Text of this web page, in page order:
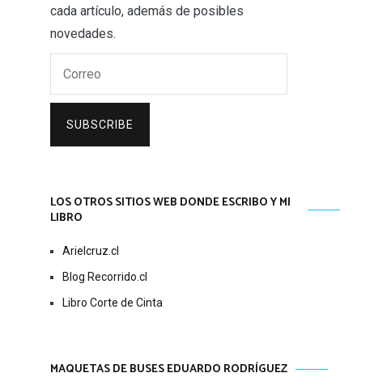
cada artículo, además de posibles
novedades.
SUBSCRIBE
LOS OTROS SITIOS WEB DONDE ESCRIBO Y MI
LIBRO
Arielcruz.cl
Blog Recorrido.cl
Libro Corte de Cinta
MAQUETAS DE BUSES EDUARDO RODRÍGUEZ